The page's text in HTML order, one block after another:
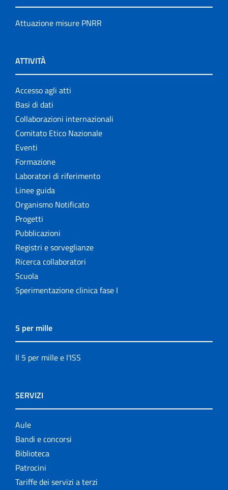
Attuazione misure PNRR
ATTIVITÀ
Accesso agli atti
Basi di dati
Collaborazioni internazionali
Comitato Etico Nazionale
Eventi
Formazione
Laboratori di riferimento
Linee guida
Organismo Notificato
Progetti
Pubblicazioni
Registri e sorveglianze
Ricerca collaboratori
Scuola
Sperimentazione clinica fase I
5 per mille
Il 5 per mille e l'ISS
SERVIZI
Aule
Bandi e concorsi
Biblioteca
Patrocini
Tariffe dei servizi a terzi